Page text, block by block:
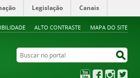
ALTO CONTRASTE MAPA DO SITE
Legislação Canais
Buscar no portal
YouTubeFacebookInstagram